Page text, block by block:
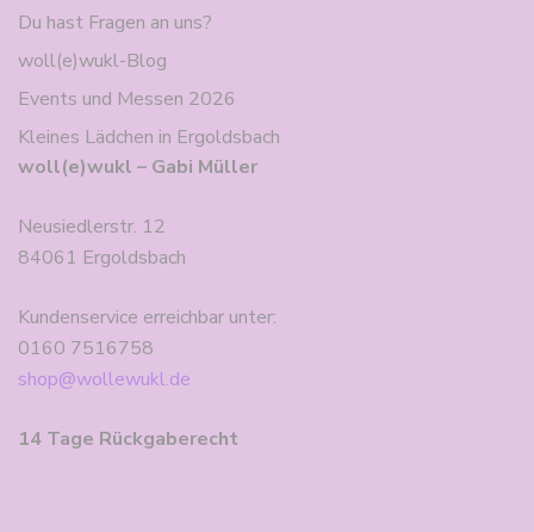
Du hast Fragen an uns?
woll(e)wukl-Blog
Events und Messen 2026
Kleines Lädchen in Ergoldsbach
woll(e)wukl – Gabi Müller
Neusiedlerstr. 12
84061 Ergoldsbach
Kundenservice erreichbar unter:
0160 7516758
shop@wollewukl.de
14 Tage Rückgaberecht